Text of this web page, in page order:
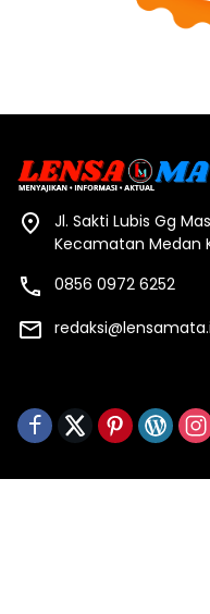
Jl. Sakti Lubis Gg
Kecamatan Medan
0856 0972 6252